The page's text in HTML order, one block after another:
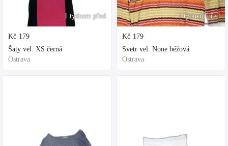
1 týdnem před
Kč 179
Šaty vel. XS černá
Ostrava
1 týdnem před
Kč 179
Svetr vel. None béžová
Ostrava